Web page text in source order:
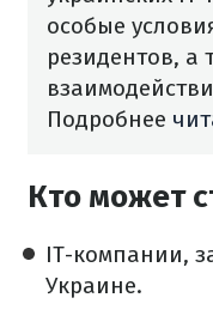
особые
резидентов,
Подробнее
Кто может
IT-компании,
Украине.